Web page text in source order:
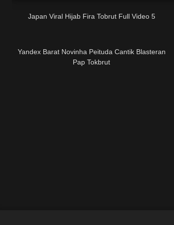
Japan Viral Hijab Fira Tobrut Full Video 5
Yandex Barat Novinha Peituda Cantik Blasteran
Pap Tokbrut